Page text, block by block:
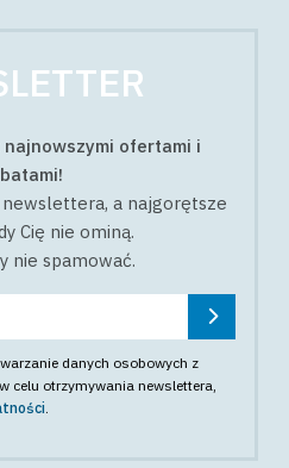
najnowszymi ofertami i
newslettera, a najgorętsze
Cię nie ominą.
nie spamować.
danych osobowych z
celu otrzymywania newslettera,
.